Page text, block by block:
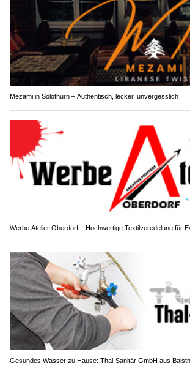
Mezami in Solothurn – Authentisch, lecker, unvergesslich
Werbe Atelier Oberdorf – Hochwertige Textilveredelung für
Gesundes Wasser zu Hause: Thal-Sanitär GmbH aus